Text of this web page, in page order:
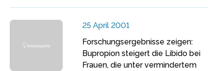
25 April 2001
Forschungsergebnisse zeigen:
Bupropion steigert die Libido bei
Frauen, die unter vermindertem